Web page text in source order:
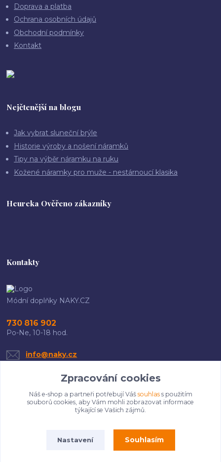
Doprava a platba
Ochrana osobních údajů
Obchodní podmínky
Kontakt
Nejčtenější na blogu
Jak vybrat sluneční brýle
Historie výroby a nošení náramků
Tipy na výběr náramku na ruku
Kožené náramky pro muže - nestárnoucí klasika
Heureka Ověřeno zákazníky
Kontakty
Módní doplňky NAKY.CZ
730 816 902
Po-Ne, 10-18 hod.
info@naky.cz
Upravit sběr cookies.
Zpracování cookies
Náš e-shop a partneři potřebují Váš souhlass použitím
souborů cookies, aby Vám mohli zobrazovat informace
týkající se Vašich zájmů.
Nastavení Souhlasím